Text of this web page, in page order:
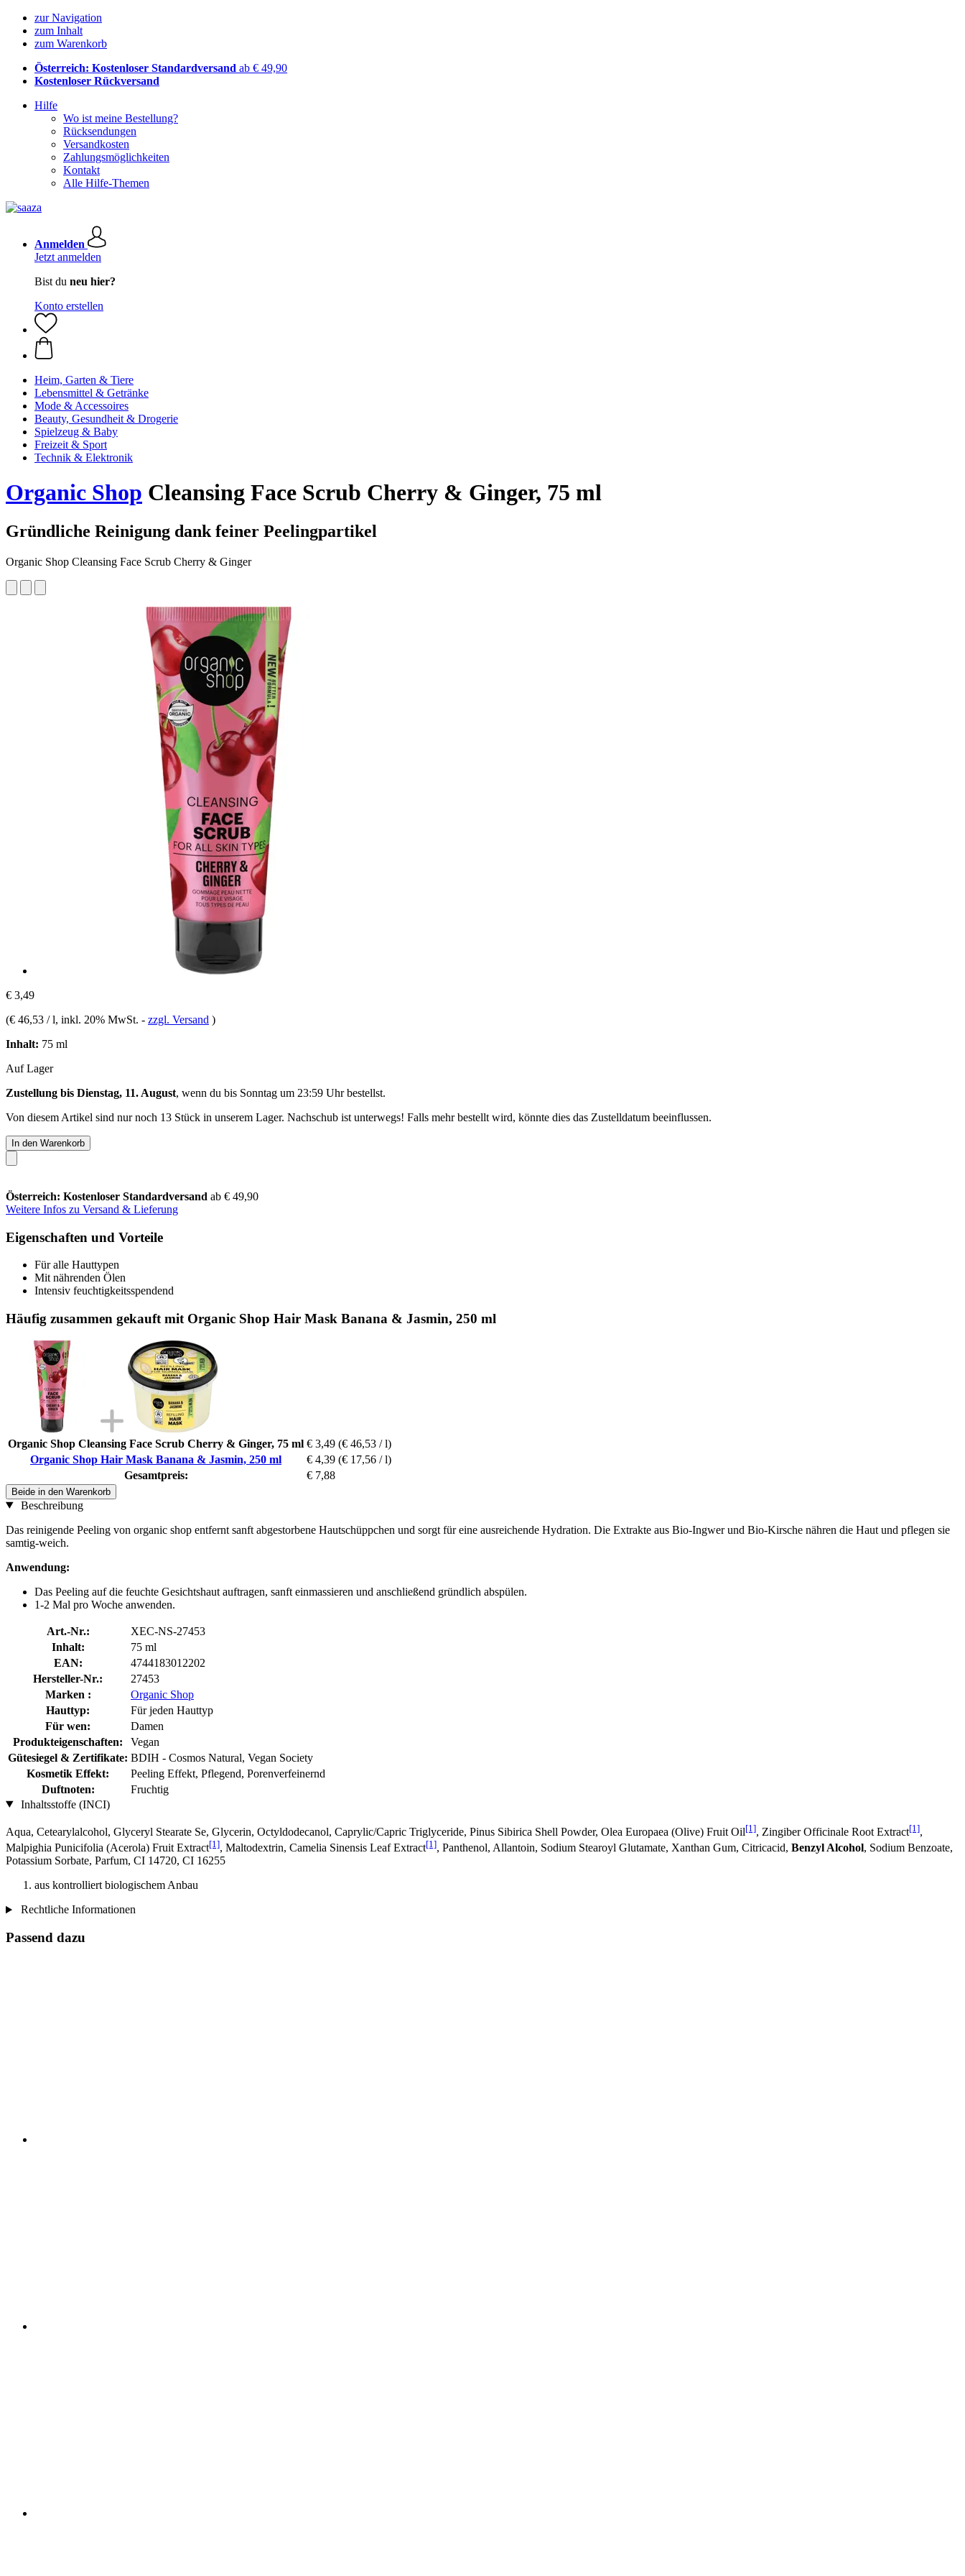
zur Navigation
zum Inhalt
zum Warenkorb
Österreich: Kostenloser Standardversand ab € 49,90
Kostenloser Rückversand
Hilfe
Wo ist meine Bestellung?
Rücksendungen
Versandkosten
Zahlungsmöglichkeiten
Kontakt
Alle Hilfe-Themen
Anmelden
Jetzt anmelden
Bist du neu hier?
Konto erstellen
Heim, Garten & Tiere
Lebensmittel & Getränke
Mode & Accessoires
Beauty, Gesundheit & Drogerie
Spielzeug & Baby
Freizeit & Sport
Technik & Elektronik
Organic Shop Cleansing Face Scrub Cherry & Ginger, 75 ml
Gründliche Reinigung dank feiner Peelingpartikel
Organic Shop Cleansing Face Scrub Cherry & Ginger
€ 3,49
(€ 46,53 / l, inkl. 20% MwSt. - zzgl. Versand )
Inhalt: 75 ml
Auf Lager
Zustellung bis Dienstag, 11. August, wenn du bis Sonntag um 23:59 Uhrbestellst.
Von diesem Artikel sind nur noch 13 Stück in unserem Lager. Nachschub ist unterwegs! Falls mehr bestellt wird, könnte dies das Zustelldatum beeinflussen.
In den Warenkorb
Österreich: Kostenloser Standardversand ab € 49,90
Weitere Infos zu Versand & Lieferung
Eigenschaften und Vorteile
Für alle Hauttypen
Mit nährenden Ölen
Intensiv feuchtigkeitsspendend
Häufig zusammen gekauft mit Organic Shop Hair Mask Banana & Jasmin, 250 ml
Organic Shop Cleansing Face Scrub Cherry & Ginger, 75 ml € 3,49 (€ 46,53 / l)
Organic Shop Hair Mask Banana & Jasmin, 250 ml
€ 4,39 (€ 17,56 / l)
Gesamtpreis:
€ 7,88
Beide in den Warenkorb
Beschreibung
Das reinigende Peeling von organic shop entfernt sanft abgestorbene Hautschüppchen und sorgt für eine ausreichende Hydration. Die Extrakte aus Bio-Ingwer und Bio-Kirsche nähren die Haut und pflegen sie
samtig-weich.
Anwendung:
Das Peeling auf die feuchte Gesichtshaut auftragen, sanft einmassieren und anschließend gründlich abspülen.
1-2 Mal pro Woche anwenden.
Art.-Nr.:
XEC-NS-27453
Inhalt:
75 ml
EAN:
4744183012202
Hersteller-Nr.:
27453
Marken :
Organic Shop
Hauttyp:
Für jeden Hauttyp
Für wen:
Damen
Produkteigenschaften:
Vegan
Gütesiegel & Zertifikate: BDIH - Cosmos Natural, Vegan Society
Kosmetik Effekt:
Peeling Effekt, Pflegend, Porenverfeinernd
Duftnoten:
Fruchtig
Inhaltsstoffe (INCI)
Aqua, Cetearylalcohol, Glyceryl Stearate Se, Glycerin, Octyldodecanol, Caprylic/Capric Triglyceride, Pinus Sibirica Shell Powder, Olea Europaea (Olive) Fruit Oil[1], Zingiber Officinale Root Extract[1],
Malpighia Punicifolia (Acerola) Fruit Extract[1], Maltodextrin, Camelia Sinensis Leaf Extract[1], Panthenol, Allantoin, Sodium Stearoyl Glutamate, Xanthan Gum, Citricacid, Benzyl Alcohol, Sodium Benzoate,
Potassium Sorbate, Parfum, CI 14720, CI 16255
aus kontrolliert biologischem Anbau
Rechtliche Informationen
Passend dazu